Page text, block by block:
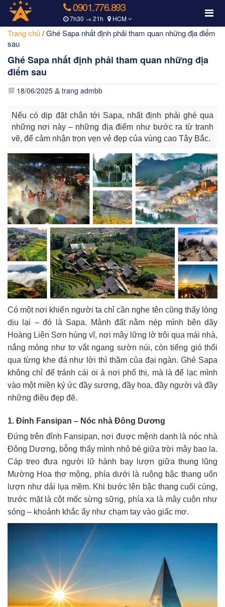
0901.776.893
7h30 → 21h HCM
Trang chủ/Ghé Sapa nhất định phải tham quan những địa điểm
sau
Ghé Sapa nhất định phải tham quan những địa
điểm sau
18/06/2025 trang admbb
Nếu có dịp đặt chân tới Sapa, nhất định phải ghé qua
những nơi này – những địa điểm như bước ra từ tranh
vẽ, để cảm nhận trọn vẹn vẻ đẹp của vùng cao Tây Bắc.
Có một nơi khiến người ta chỉ cần nghe tên cũng thấy lòng
dịu lại – đó là Sapa. Mảnh đất nằm nép mình bên dãy
Hoàng Liên Sơn hùng vĩ, nơi mây lững lờ trôi qua mái nhà,
nắng mỏng như tơ vắt ngang sườn núi, còn tiếng gió thổi
qua từng khe đá như lời thì thầm của đại ngàn. Ghé Sapa
không chỉ để tránh cái oi ả nơi phố thị, mà là để lạc mình
vào một miền ký ức đầy sương, đầy hoa, đầy người và đầy
những điều đẹp đẽ.
1. Đỉnh Fansipan – Nóc nhà Đông Dương
Đứng trên đỉnh Fansipan, nơi được mệnh danh là nóc nhà
Đông Dương, bỗng thấy mình nhỏ bé giữa trời mây bao la.
Cáp treo đưa người lữ hành bay lượn giữa thung lũng
Mường Hoa thơ mộng, phía dưới là ruộng bậc thang uốn
lượn như dải lụa mềm. Khi bước lên bậc thang cuối cùng,
trước mặt là cột mốc sừng sững, phía xa là mây cuộn như
sóng – khoảnh khắc ấy như chạm tay vào giấc mơ.